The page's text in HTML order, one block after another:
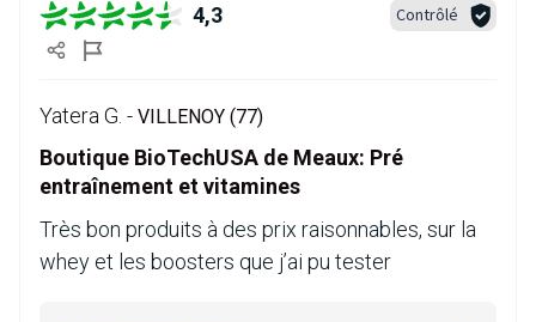
4,3 Contrôlé
Yatera G. - VILLENOY (77)
Boutique BioTechUSA de Meaux: Pré
entraînement et vitamines
Très bon produits à des prix raisonnables, sur la
whey et les boosters que j’ai pu tester